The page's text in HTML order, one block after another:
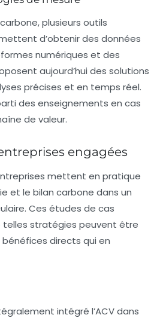
plusieurs outils
d’obtenir des données
numériques et des
aujourd’hui des solutions
précises et en temps réel.
des enseignements en cas
de valeur.
engagées
mettent en pratique
et le bilan carbone dans un
Ces études de cas
stratégies peuvent être
directs qui en
intégré l’ACV dans